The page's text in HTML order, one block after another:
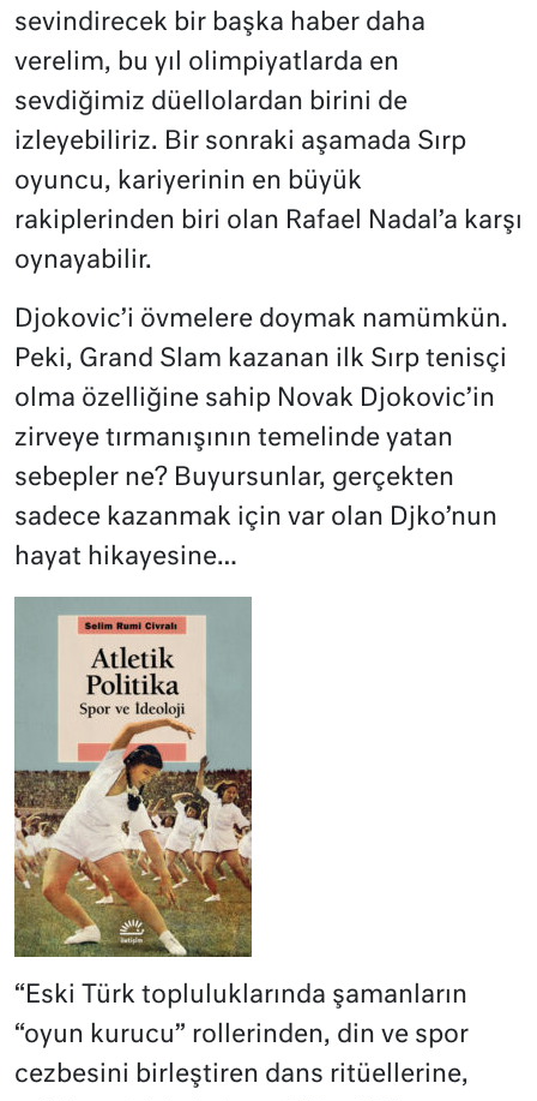
sevindirecek bir başka haber daha
verelim, bu yıl olimpiyatlarda en
sevdiğimiz düellolardan birini de
izleyebiliriz. Bir sonraki aşamada Sırp
oyuncu, kariyerinin en büyük
rakiplerinden biri olan Rafael Nadal’a karşı
oynayabilir.
Djokovic’i övmelere doymak namümkün.
Peki, Grand Slam kazanan ilk Sırp tenisçi
olma özelliğine sahip Novak Djokovic’in
zirveye tırmanışının temelinde yatan
sebepler ne? Buyursunlar, gerçekten
sadece kazanmak için var olan Djko’nun
hayat hikayesine…
“Eski Türk topluluklarında şamanların
“oyun kurucu” rollerinden, din ve spor
cezbesini birleştiren dans ritüellerine,